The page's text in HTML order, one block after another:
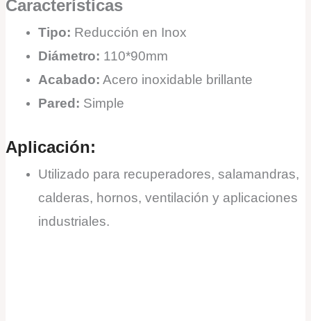
Características
Tipo: Reducción en Inox
Diámetro: 110*90mm
Acabado: Acero inoxidable brillante
Pared: Simple
Aplicación:
Utilizado para recuperadores, salamandras,
calderas, hornos, ventilación y aplicaciones
industriales.